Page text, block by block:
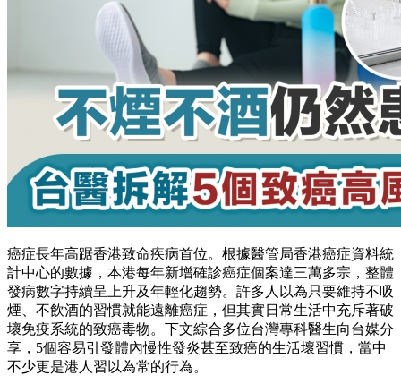
癌症長年高踞香港致命疾病首位。根據醫管局香港癌症資料統
計中心的數據，本港每年新增確診癌症個案達三萬多宗，整體
發病數字持續呈上升及年輕化趨勢。許多人以為只要維持不吸
煙、不飲酒的習慣就能遠離癌症，但其實日常生活中充斥著破
壞免疫系統的致癌毒物。下文綜合多位台灣專科醫生向台媒分
享，5個容易引發體內慢性發炎甚至致癌的生活壞習慣，當中
不少更是港人習以為常的行為。